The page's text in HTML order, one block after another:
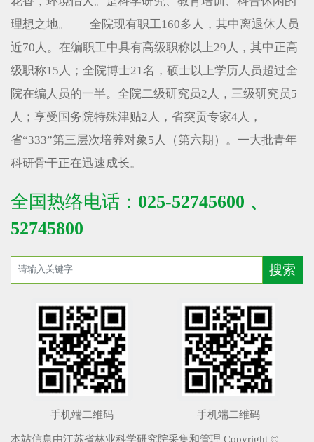
理想之地。 全院现有职工160多人，其中离退休人员
近70人。在编职工中具有高级职称以上29人，其中正高
级职称15人；全院博士21名，硕士以上学历人员超过全
院在编人员的一半。全院二级研究员2人，三级研究员5
人；享受国务院特殊津贴2人，省突贡专家4人，
省“333”第三层次培养对象5人（第六期）。一大批青年
科研骨干正在迅速成长。
全国热络电话： 025-52745600 、
52745800
手机端二维码 手机端二维码
本站信息由江苏省林业科学研究院采集和管理 Copyright ©